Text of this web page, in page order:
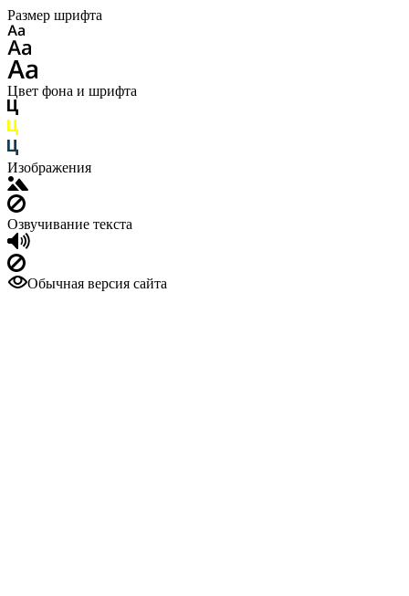
Размер шрифта
Цвет фона и шрифта
Изображения
Озвучивание текста
Обычная версия сайта